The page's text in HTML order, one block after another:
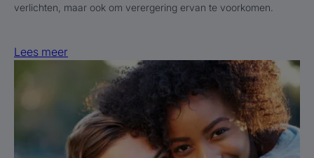
verlichten, maar ook om verergering ervan te voorkomen.
Lees meer
wegwerken